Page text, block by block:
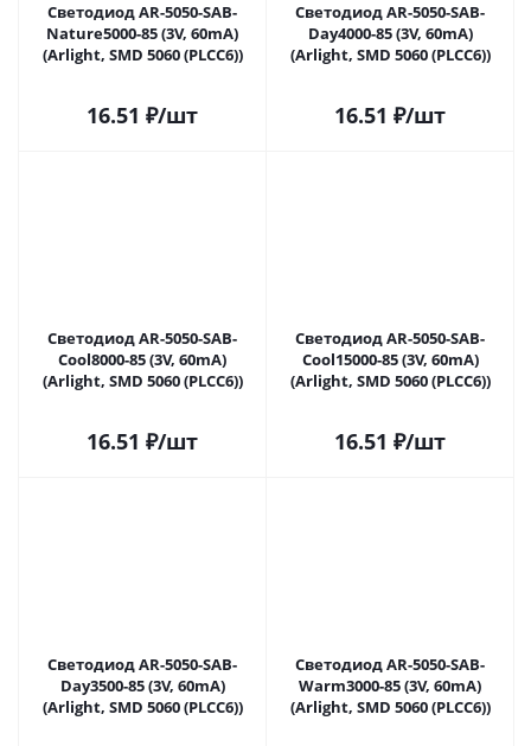
Светодиод AR-5050-SAB-
Nature5000-85 (3V, 60mA)
(Arlight, SMD 5060 (PLCC6))
16.51 ₽/шт
Светодиод AR-5050-SAB-
Day4000-85 (3V, 60mA)
(Arlight, SMD 5060 (PLCC6))
16.51 ₽/шт
Светодиод AR-5050-SAB-
Cool8000-85 (3V, 60mA)
(Arlight, SMD 5060 (PLCC6))
16.51 ₽/шт
Светодиод AR-5050-SAB-
Cool15000-85 (3V, 60mA)
(Arlight, SMD 5060 (PLCC6))
16.51 ₽/шт
Светодиод AR-5050-SAB-
Day3500-85 (3V, 60mA)
(Arlight, SMD 5060 (PLCC6))
Светодиод AR-5050-SAB-
Warm3000-85 (3V, 60mA)
(Arlight, SMD 5060 (PLCC6))